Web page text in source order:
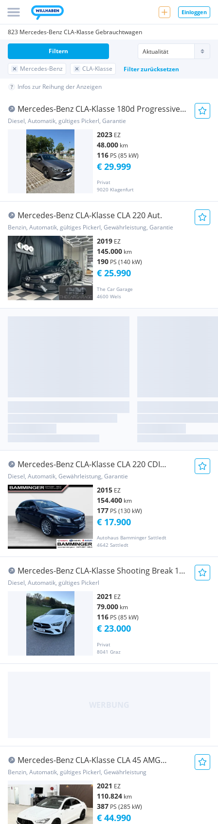
Einloggen
823 Mercedes-Benz CLA-Klasse Gebrauchtwagen
Mercedes-Benz CLA-Klasse Filter zurücksetzen
Filtern
Infos zur Reihung der Anzeigen
Mercedes-Benz CLA-Klasse 180d Progressive
Aut. LED NAVI LEDER GARANTIE
Diesel, Automatik, gültiges Pickerl, Garantie
2023 EZ
48.000 km
116 PS (85 kW)
Privat
9020 Klagenfurt
€ 29.999
Mercedes-Benz CLA-Klasse CLA 220 Aut.
Benzin, Automatik, gültiges Pickerl, Gewährleistung, Garantie
2019 EZ
145.000 km
190 PS (140 kW)
The Car Garage
4600 Wels
€ 25.990
Mercedes-Benz CLA-Klasse CLA 220 CDI
Shooting Brake Aut. ''AMG Line''
Diesel, Automatik, Gewährleistung, Garantie
2015 EZ
154.400 km
177 PS (130 kW)
Autohaus Bamminger Sattledt
4642 Sattledt
€ 17.900
Mercedes-Benz CLA-Klasse Shooting Break 180
d
Diesel, Automatik, gültiges Pickerl
2021 EZ
79.000 km
116 PS (85 kW)
Privat
8041 Graz
€ 23.000
Mercedes-Benz CLA-Klasse CLA 45 AMG
4MATIC Aut.
Benzin, Automatik, gültiges Pickerl, Gewährleistung
2021 EZ
110.824 km
387 PS (285 kW)
€ 44.990